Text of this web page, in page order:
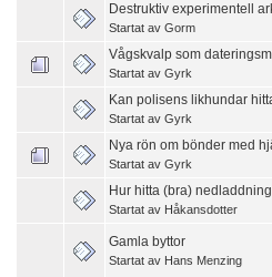
Destruktiv experimentell
Startat av Gorm
Vågskvalp som
Startat av Gyrk
Kan polisens likhundar
Startat av Gyrk
Nya rön om bönder med
Startat av Gyrk
Hur hitta (bra)
Startat av Håkansdotter
Gamla byttor
Startat av Hans Menzing